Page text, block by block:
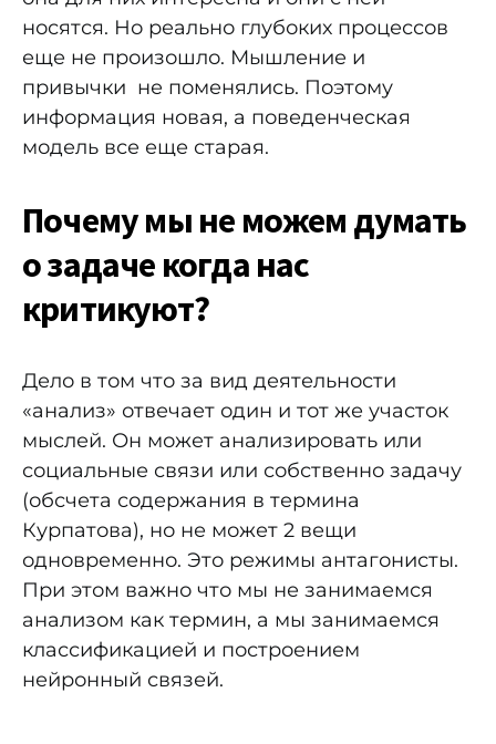
носятся. Но реально глубоких процессов
еще не произошло. Мышление и
привычки не поменялись. Поэтому
информация новая, а поведенческая
модель все еще старая.
Почему мы не можем думать
о задаче когда нас
критикуют?
Дело в том что за вид деятельности
«анализ» отвечает один и тот же участок
мыслей. Он может анализировать или
социальные связи или собственно задачу
(обсчета содержания в термина
Курпатова), но не может 2 вещи
одновременно. Это режимы антагонисты.
При этом важно что мы не занимаемся
анализом как термин, а мы занимаемся
классификацией и построением
нейронный связей.